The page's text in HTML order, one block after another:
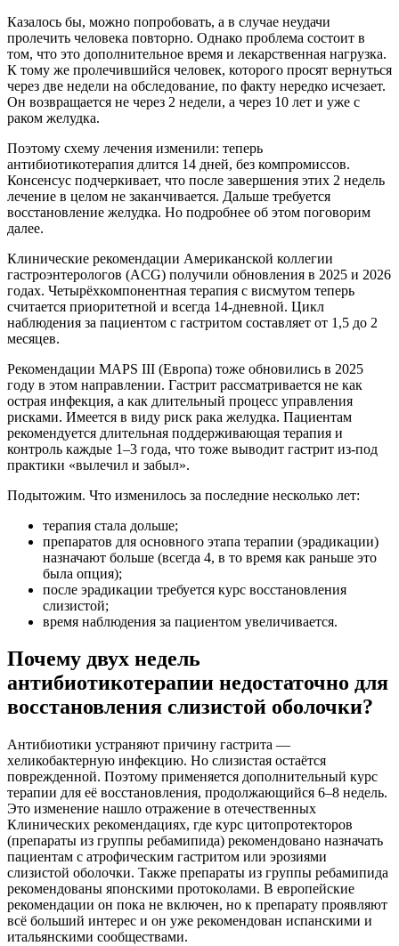
Казалось бы, можно попробовать, а в случае неудачи
пролечить человека повторно. Однако проблема состоит в
том, что это дополнительное время и лекарственная нагрузка.
К тому же пролечившийся человек, которого просят вернуться
через две недели на обследование, по факту нередко исчезает.
Он возвращается не через 2 недели, а через 10 лет и уже с
раком желудка.
Поэтому схему лечения изменили: теперь
антибиотикотерапия длится 14 дней, без компромиссов.
Консенсус подчеркивает, что после завершения этих 2 недель
лечение в целом не заканчивается. Дальше требуется
восстановление желудка. Но подробнее об этом поговорим
далее.
Клинические рекомендации Американской коллегии
гастроэнтерологов (ACG) получили обновления в 2025 и 2026
годах. Четырёхкомпонентная терапия с висмутом теперь
считается приоритетной и всегда 14-дневной. Цикл
наблюдения за пациентом с гастритом составляет от 1,5 до 2
месяцев.
Рекомендации MAPS III (Европа) тоже обновились в 2025
году в этом направлении. Гастрит рассматривается не как
острая инфекция, а как длительный процесс управления
рисками. Имеется в виду риск рака желудка. Пациентам
рекомендуется длительная поддерживающая терапия и
контроль каждые 1–3 года, что тоже выводит гастрит из-под
практики «вылечил и забыл».
Подытожим. Что изменилось за последние несколько лет:
терапия стала дольше;
препаратов для основного этапа терапии (эрадикации)
назначают больше (всегда 4, в то время как раньше это
была опция);
после эрадикации требуется курс восстановления
слизистой;
время наблюдения за пациентом увеличивается.
Почему двух недель
антибиотикотерапии недостаточно для
восстановления слизистой оболочки?
Антибиотики устраняют причину гастрита —
хеликобактерную инфекцию. Но слизистая остаётся
поврежденной. Поэтому применяется дополнительный курс
терапии для её восстановления, продолжающийся 6–8 недель.
Это изменение нашло отражение в отечественных
Клинических рекомендациях, где курс цитопротекторов
(препараты из группы ребамипида) рекомендовано назначать
пациентам с атрофическим гастритом или эрозиями
слизистой оболочки. Также препараты из группы ребамипида
рекомендованы японскими протоколами. В европейские
рекомендации он пока не включен, но к препарату проявляют
всё больший интерес и он уже рекомендован испанскими и
итальянскими сообществами.